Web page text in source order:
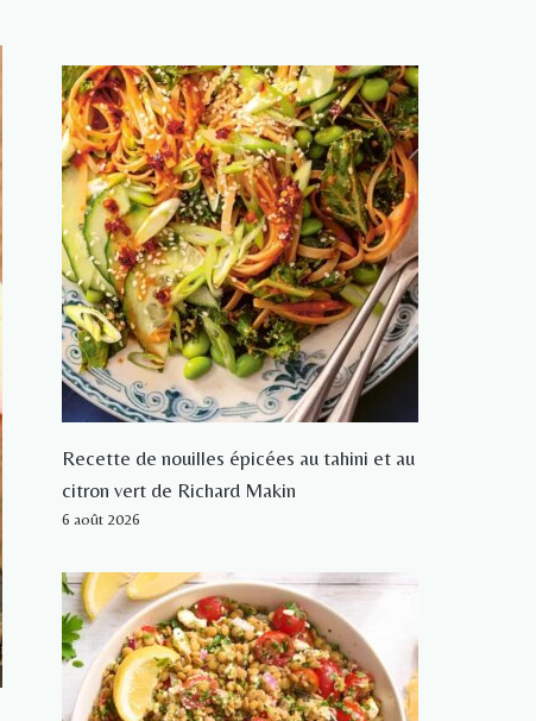
Recette de nouilles épicées au tahini et au
citron vert de Richard Makin
6 août 2026